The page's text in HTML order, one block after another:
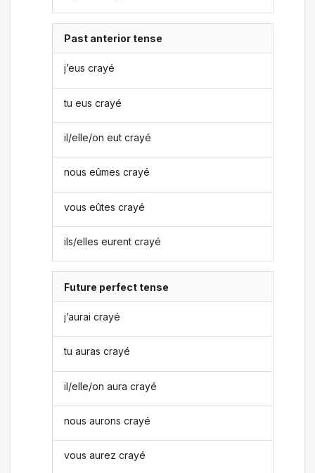
Past anterior tense
j’eus crayé
tu eus crayé
il/elle/on eut crayé
nous eûmes crayé
vous eûtes crayé
ils/elles eurent crayé
Future perfect tense
j’aurai crayé
tu auras crayé
il/elle/on aura crayé
nous aurons crayé
vous aurez crayé